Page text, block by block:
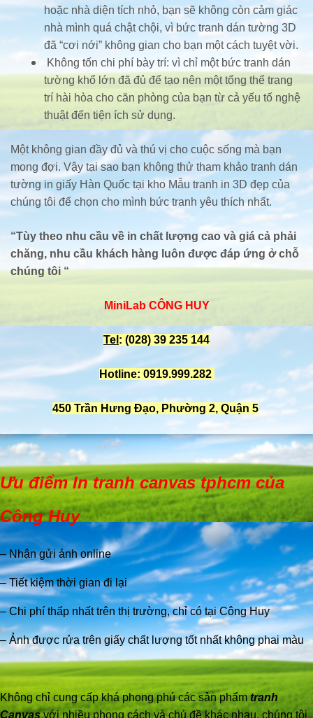
hoặc nhà diện tích nhỏ, bạn sẽ không còn cảm giác
nhà mình quá chật chội, vì bức tranh dán tường 3D
đã “cơi nới” không gian cho bạn một cách tuyệt vời.
Không tốn chi phí bày trí: vì chỉ một bức tranh dán
tường khổ lớn đã đủ để tạo nên một tổng thể trang
trí hài hòa cho căn phòng của bạn từ cả yếu tố nghệ
thuật đến tiện ích sử dụng.
Một không gian đầy đủ và thú vị cho cuộc sống mà bạn
mong đợi. Vậy tại sao bạn không thử tham khảo tranh dán
tường in giấy Hàn Quốc tại kho Mẫu tranh in 3D đẹp của
chúng tôi để chọn cho mình bức tranh yêu thích nhất.
“Tùy theo nhu cầu về in chất lượng cao và giá cả phải
chăng, nhu cầu khách hàng luôn được đáp ứng ở chỗ
chúng tôi “
MiniLab CÔNG HUY
Tel : (028) 39 235 144
Hotline: 0919.999.282
450 Trần Hưng Đạo, Phường 2, Quận 5
Ưu điểm In tranh canvas tphcm của
Công Huy
– Nhận gửi ảnh online
– Tiết kiệm thời gian đi lại
– Chi phí thấp nhất trên thị trường, chỉ có tại Công Huy
– Ảnh được rửa trên giấy chất lượng tốt nhất không phai màu
Không chỉ cung cấp khá phong phú các sản phẩmtranh
Canvasvới nhiều phong cách và chủ đề khác nhau, chúng tôi